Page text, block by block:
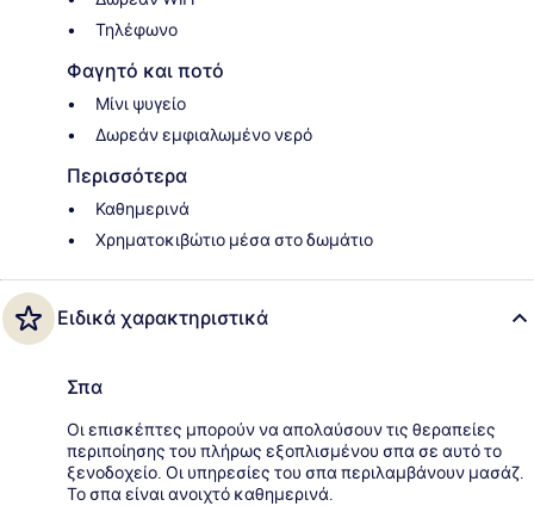
Τηλέφωνο
Φαγητό και ποτό
Μίνι ψυγείο
Δωρεάν εμφιαλωμένο νερό
Περισσότερα
Καθημερινά
Χρηματοκιβώτιο μέσα στο δωμάτιο
Ειδικά χαρακτηριστικά
Σπα
Οι επισκέπτες μπορούν να απολαύσουν τις θεραπείες
περιποίησης του πλήρως εξοπλισμένου σπα σε αυτό το
ξενοδοχείο. Οι υπηρεσίες του σπα περιλαμβάνουν μασάζ.
Το σπα είναι ανοιχτό καθημερινά.